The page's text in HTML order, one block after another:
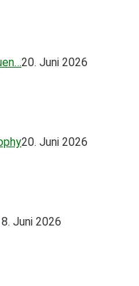
20. Juni 2026
20. Juni 2026
Juni 2026